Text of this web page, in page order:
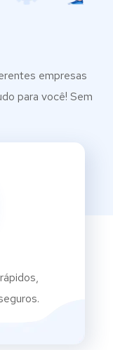
empresas
para você! Sem